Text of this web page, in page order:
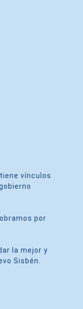
vínculos
por
la mejor y
Sisbén.